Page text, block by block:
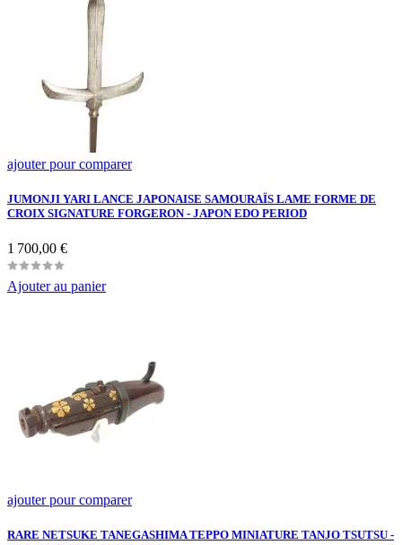
ajouter pour comparer
JUMONJI YARI LANCE JAPONAISE SAMOURAÏS LAME FORME DE
CROIX SIGNATURE FORGERON - JAPON EDO PERIOD
Prix
1 700,00 €
Ajouter au panier
ajouter pour comparer
RARE NETSUKE TANEGASHIMA TEPPO MINIATURE TANJO TSUTSU -